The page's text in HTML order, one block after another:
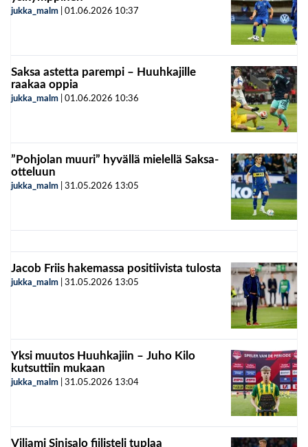
jukka_malm 01.06.2026 10:37
Saksa astetta parempi – Huuhkajille
raakaa oppia
jukka_malm 01.06.2026 10:36
”Pohjolan muuri” hyvällä mielellä Saksa-
otteluun
jukka_malm 31.05.2026 13:05
Jacob Friis hakemassa positiivista tulosta
jukka_malm 31.05.2026 13:05
Yksi muutos Huuhkajiin – Juho Kilo
kutsuttiin mukaan
jukka_malm 31.05.2026 13:04
Viljami Sinisalo fiilisteli tuplaa